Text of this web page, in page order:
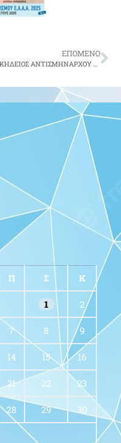
ΕΠΟΜΕΝΟ
ΕΠΙΚΗΔΕΙΟΣ ΑΝΤΙΣΜΗΝΑΡΧΟΥ ΧΑΡΜΠΗ ΝΙΚΟΛΑΟΥ
Π Σ Κ
1 2
7 8 9
14 15 16
21 22 23
28 29 30